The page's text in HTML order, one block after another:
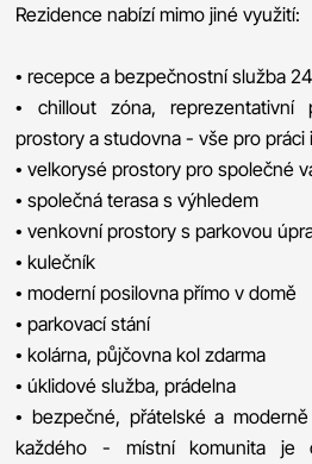
Rezidence nabízí mimo jiné využití:
• recepce a bezpečnostní služba
• chillout zóna, reprezentativní
prostory a studovna - vše pro práci
• velkorysé prostory pro společné
• společná terasa s výhledem
• venkovní prostory s parkovou
• kulečník
• moderní posilovna přímo v domě
• parkovací stání
• kolárna, půjčovna kol zdarma
• úklidové služba, prádelna
• bezpečné, přátelské a
každého - místní komunita je